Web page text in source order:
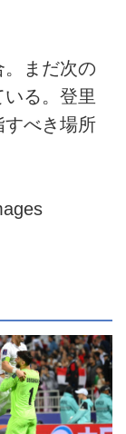
まだ次の
る。登里
すべき場所